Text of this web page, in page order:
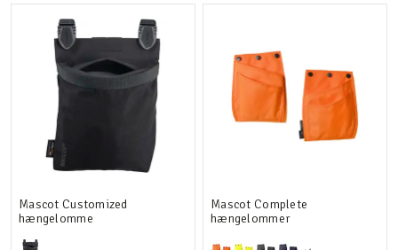
Mascot Customized
hængelomme
Mascot Complete
hængelommer